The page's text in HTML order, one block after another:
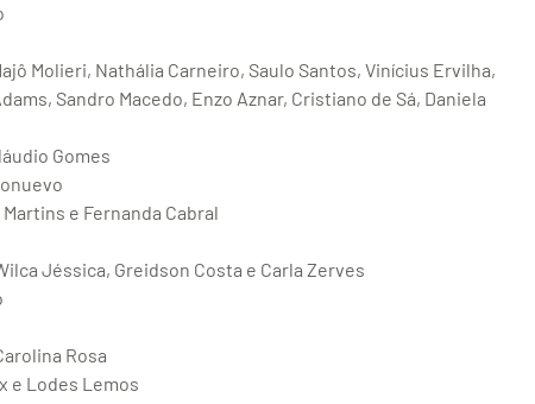
Molieri, Nathália Carneiro, Saulo Santos, Vinícius Ervilha,
Sandro Macedo, Enzo Aznar, Cristiano de Sá, Daniela
Gomes
e Fernanda Cabral
Jéssica, Greidson Costa e Carla Zerves
Rosa
e Lodes Lemos